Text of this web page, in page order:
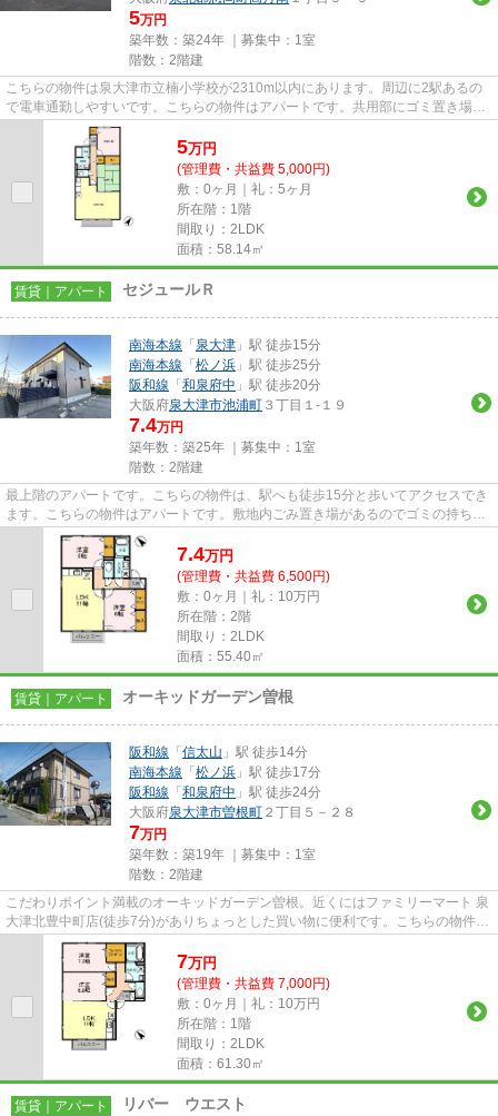
5万円
築年数：築24年 ｜募集中： 1室
階数：2階建
こちらの物件は泉大津市立楠小学校が2310m以内にあります。周辺に2駅あるの
で電車通勤しやすいです。こちらの物件はアパートです。共用部にゴミ置き場を
備えているので、外部の人にご...
5万円
(管理費・共益費 5,000円)
敷：0ヶ月｜礼：5ヶ月
所在階：1階
間取り：2LDK
面積：58.14㎡
賃貸｜アパート セジュールＲ
南海本線 「 泉大津 」駅 徒歩15分
南海本線 「 松ノ浜 」駅 徒歩25分
阪和線 「 和泉府中 」駅 徒歩20分
大阪府泉大津市池浦町 ３丁目１-１９
7.4万円
築年数：築25年 ｜募集中： 1室
階数：2階建
最上階のアパートです。こちらの物件は、駅へも徒歩15分と歩いてアクセスでき
ます。こちらの物件はアパートです。敷地内ごみ置き場があるのでゴミの持ち運
びの負担を少しでも減らすこ...
7.4万円
(管理費・共益費 6,500円)
敷：0ヶ月｜礼：10万円
所在階：2階
間取り：2LDK
面積：55.40㎡
賃貸｜アパート オーキッドガーデン曽根
阪和線 「 信太山 」駅 徒歩14分
南海本線 「 松ノ浜 」駅 徒歩17分
阪和線 「 和泉府中 」駅 徒歩24分
大阪府泉大津市曽根町 ２丁目５－２８
7万円
築年数：築19年 ｜募集中： 1室
階数：2階建
こだわりポイント満載のオーキッドガーデン曽根。近くにはファミリーマート 泉
大津北豊中町店(徒歩7分)がありちょっとした買い物に便利です。こちらの物件は
アパートです。2駅利用でき...
7万円
(管理費・共益費 7,000円)
敷：0ヶ月｜礼：10万円
所在階：1階
間取り：2LDK
面積：61.30㎡
賃貸｜アパート リバー ウエスト